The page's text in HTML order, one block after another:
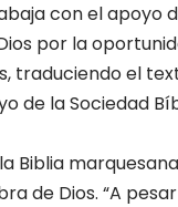
con el apoyo
por la
traduciendo el
de la Sociedad
Biblia
de Dios. “A